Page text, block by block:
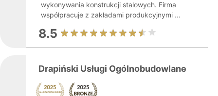
wykonywania konstrukcji stalowych. Firma
współpracuje z zakładami produkcyjnymi ...
8.5
Drapiński Usługi Ogólnobudowlane